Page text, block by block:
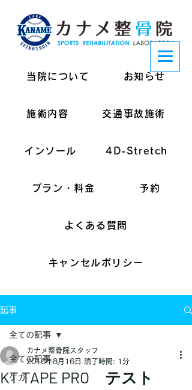
当院について お知らせ
施術内容 交通事故施術
インソール 4D-Stretch
プラン・料金 予約
よくある質問
キャンセルポリシー
記事
全ての記事
ケガ
全ての記事
KT TAPE PRO テスト
カナメ整骨院スタッフ
2016年8月16日 読了時間: 1分